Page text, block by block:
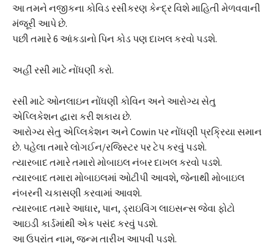
આ તમને નજીકના કોવિડ રસીકરણ કેન્દ્ર વિશે માહિતી મેળવવાની
મંજૂરી આપે છે.
પછી તમારે 6 આંકડાનો પિન કોડ પણ દાખલ કરવો પડશે.
અહીં રસી માટે નોંધણી કરો.
રસી માટે ઓનલાઇન નોંધણી કોવિન અને આરોગ્ય સેતુ
એપ્લિકેશન દ્વારા કરી શકાય છે.
આરોગ્ય સેતુ એપ્લિકેશન અને Cowin પર નોંધણી પ્રક્રિયા સમાન
છે. પહેલા તમારે લોગઈન/રજિસ્ટર પર ટેપ કરવું પડશે.
ત્યારબાદ તમારે તમારો મોબાઇલ નંબર દાખલ કરવો પડશે.
ત્યારબાદ તમારા મોબાઇલમાં ઓટીપી આવશે, જેનાથી મોબાઇલ
નંબરની ચકાસણી કરવામાં આવશે.
ત્યારબાદ તમારે આધાર, પાન, ડ્રાઇવિંગ લાઇસન્સ જેવા ફોટો
આઇડી કાર્ડમાંથી એક પસંદ કરવું પડશે.
આ ઉપરાંત નામ, જન્મ તારીખ આપવી પડશે.